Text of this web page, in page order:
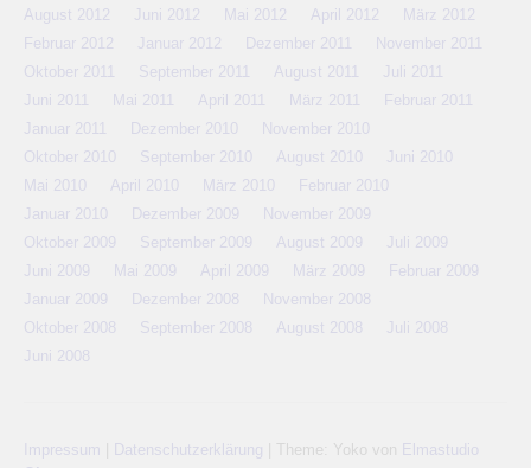
August 2012
Juni 2012 Mai 2012 April 2012
März 2012
Februar 2012
Januar 2012 Dezember 2011
November 2011
Oktober 2011
September 2011 August 2011
Juli 2011
Juni 2011
Mai 2011 April 2011 März 2011
Februar 2011
Januar 2011
Dezember 2010
November 2010
Oktober 2010
September 2010 August 2010
Juni 2010
Mai 2010
April 2010 März 2010
Februar 2010
Januar 2010
Dezember 2009
November 2009
Oktober 2009
September 2009 August 2009
Juli 2009
Juni 2009
Mai 2009 April 2009 März 2009
Februar 2009
Januar 2009
Dezember 2008
November 2008
Oktober 2008
September 2008 August 2008
Juli 2008
Juni 2008
Impressum Datenschutzerklärung Theme: Yoko von Elmastudio